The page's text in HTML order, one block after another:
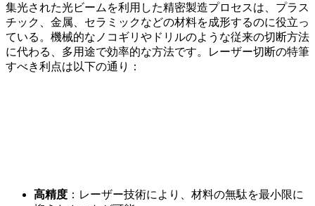
集光された光ビームを利用した精密製造プロセスは、プラス
チック、金属、セラミックなどの材料を成形するのに役立っ
ている。機械的なノコギリやドリルのような従来の切断方法
に代わる、多用途で効率的な方法です。レーザー切断の特筆
すべき利点は以下の通り：
高精度 ：レーザー技術により、材料の無駄を最小限に